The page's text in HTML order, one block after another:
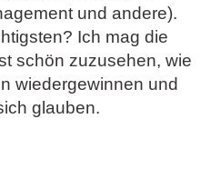
und andere).
Ich mag die
schön zuzusehen, wie
wiedergewinnen und
glauben.